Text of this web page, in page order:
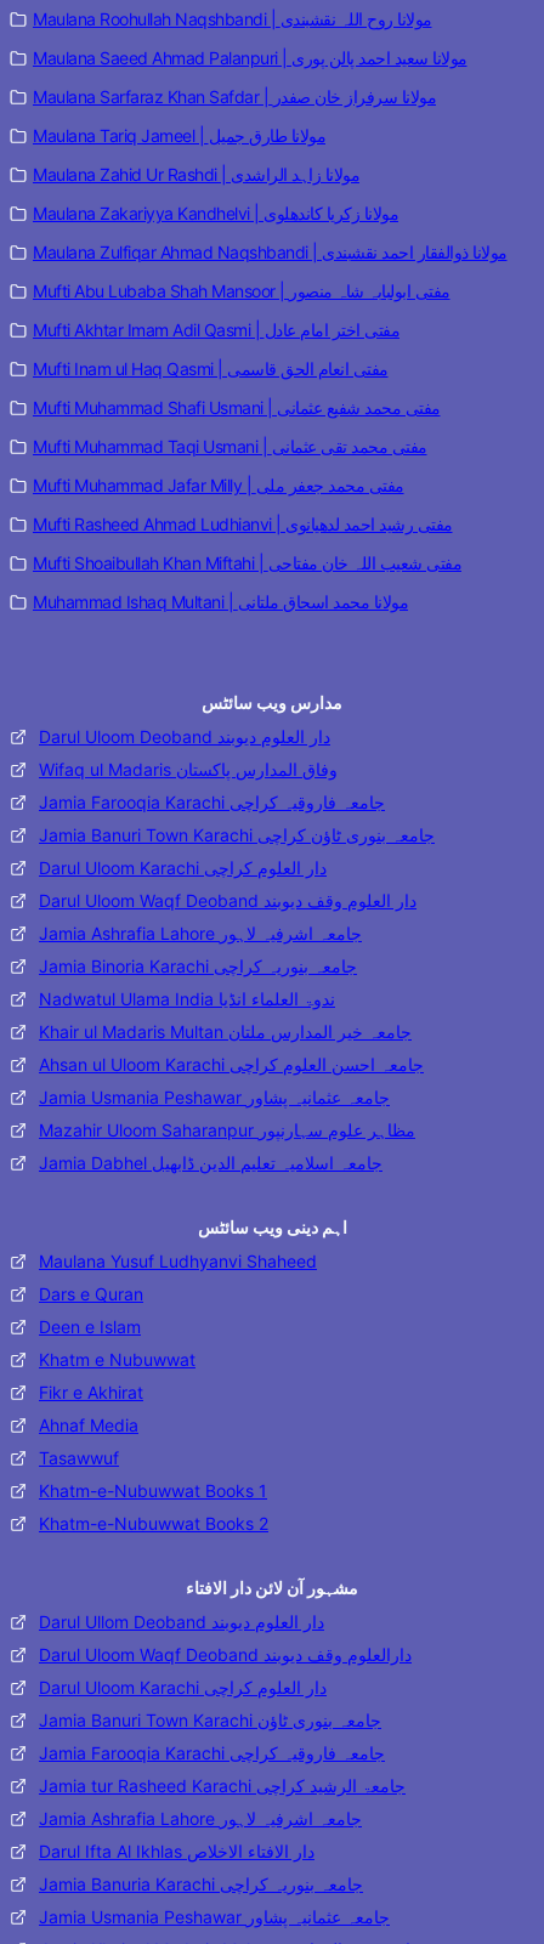
Maulana Roohullah Naqshbandi | مولانا روح اللہ نقشبندی
Maulana Saeed Ahmad Palanpuri | مولانا سعید احمد پالن پوری
Maulana Sarfaraz Khan Safdar | مولانا سرفراز خان صفدر
Maulana Tariq Jameel | مولانا طارق جمیل
Maulana Zahid Ur Rashdi | مولانا زاہد الراشدی
Maulana Zakariyya Kandhelvi | مولانا زکریا کاندھلوی
Maulana Zulfiqar Ahmad Naqshbandi | مولانا ذوالفقار احمد نقشبندی
Mufti Abu Lubaba Shah Mansoor | مفتی ابولبابہ شاہ منصور
Mufti Akhtar Imam Adil Qasmi | مفتی اختر امام عادل
Mufti Inam ul Haq Qasmi | مفتی انعام الحق قاسمی
Mufti Muhammad Shafi Usmani | مفتی محمد شفیع عثمانی
Mufti Muhammad Taqi Usmani | مفتی محمد تقی عثمانی
Mufti Muhammad Jafar Milly | مفتی محمد جعفر ملی
Mufti Rasheed Ahmad Ludhianvi | مفتی رشید احمد لدھیانوی
Mufti Shoaibullah Khan Miftahi | مفتی شعیب اللہ خان مفتاحی
Muhammad Ishaq Multani | مولانا محمد اسحاق ملتانی
مدارس ویب سائٹس
Darul Uloom Deoband دار العلوم دیوبند
Wifaq ul Madaris وفاق المدارس پاکستان
Jamia Farooqia Karachi جامعہ فاروقیہ کراچی
Jamia Banuri Town Karachi جامعہ بنوری ٹاؤن کراچی
Darul Uloom Karachi دار العلوم کراچی
Darul Uloom Waqf Deoband دار العلوم وقف دیوبند
Jamia Ashrafia Lahore جامعہ اشرفیہ لاہور
Jamia Binoria Karachi جامعہ بنوریہ کراچی
Nadwatul Ulama India ندوۃ العلماء انڈیا
Khair ul Madaris Multan جامعہ خیر المدارس ملتان
Ahsan ul Uloom Karachi جامعہ احسن العلوم کراچی
Jamia Usmania Peshawar جامعہ عثمانیہ پشاور
Mazahir Uloom Saharanpur مظاہر علوم سہارنپور
Jamia Dabhel جامعہ اسلامیہ تعلیم الدین ڈابھیل
اہم دینی ویب سائٹس
Maulana Yusuf Ludhyanvi Shaheed
Dars e Quran
Deen e Islam
Khatm e Nubuwwat
Fikr e Akhirat
Ahnaf Media
Tasawwuf
Khatm-e-Nubuwwat Books 1
Khatm-e-Nubuwwat Books 2
مشہور آن لائن دار الافتاء
Darul Ullom Deoband دار العلوم دیوبند
Darul Uloom Waqf Deoband دارالعلوم وقف دیوبند
Darul Uloom Karachi دار العلوم کراچی
Jamia Banuri Town Karachi جامعہ بنوری ٹاؤن
Jamia Farooqia Karachi جامعہ فاروقیہ کراچی
Jamia tur Rasheed Karachi جامعۃ الرشید کراچی
Jamia Ashrafia Lahore جامعہ اشرفیہ لاہور
Darul Ifta Al Ikhlas دار الافتاء الاخلاص
Jamia Banuria Karachi جامعہ بنوریہ کراچی
Jamia Usmania Peshawar جامعہ عثمانیہ پشاور